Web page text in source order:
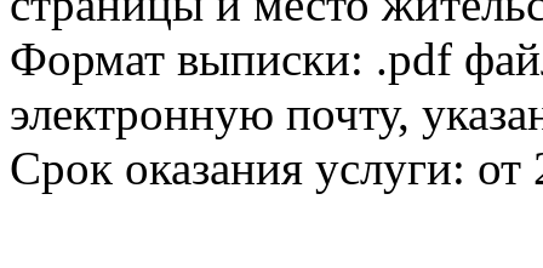
Формат выписки: .pdf
электронную почту,
Срок оказания услуги: от